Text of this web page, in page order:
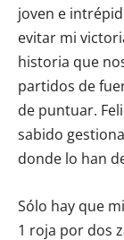
joven e
evitar mi
historia que
partidos de
de puntuar.
sabido
donde lo han
Sólo hay que
1 roja por dos